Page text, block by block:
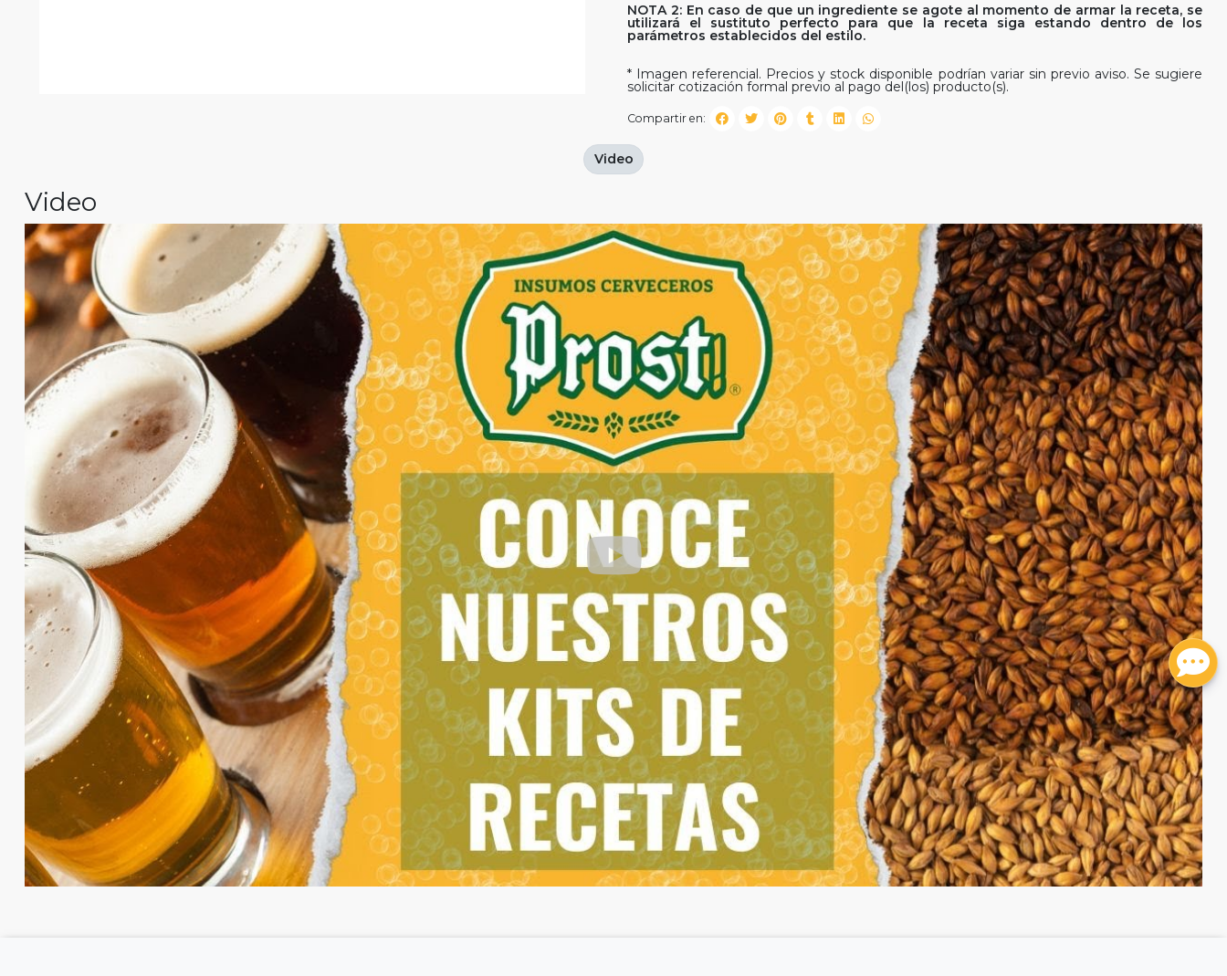
NOTA 2: En caso de que un ingrediente se agote al momento de armar la receta, se
utilizará el sustituto perfecto para que la receta siga estando dentro de los
parámetros establecidos del estilo.
* Imagen referencial. Precios y stock disponible podrían variar sin previo aviso. Se sugiere
solicitar cotización formal previo al pago del(los) producto(s).
Compartir en:
Video
Video